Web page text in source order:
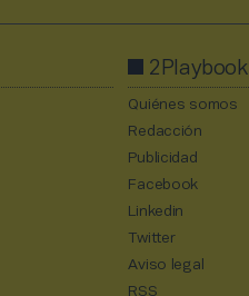
2Playbook
Quiénes somos
Redacción
Publicidad
Facebook
Linkedin
Twitter
Aviso legal
RSS